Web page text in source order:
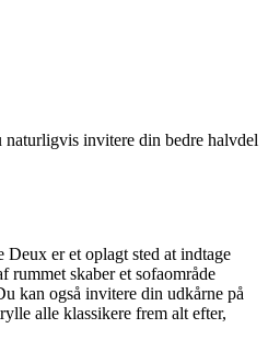
invitere din bedre halvdel
Deux er et oplagt sted at indtage
rummet skaber et sofaområde
kan også invitere din udkårne på
alle klassikere frem alt efter,